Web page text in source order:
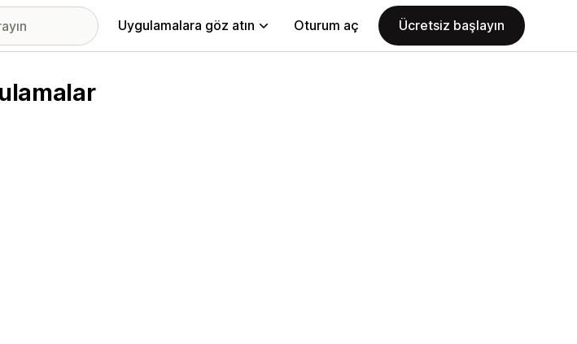
Uygulamalara göz atın Oturum aç Ücretsiz başlayın